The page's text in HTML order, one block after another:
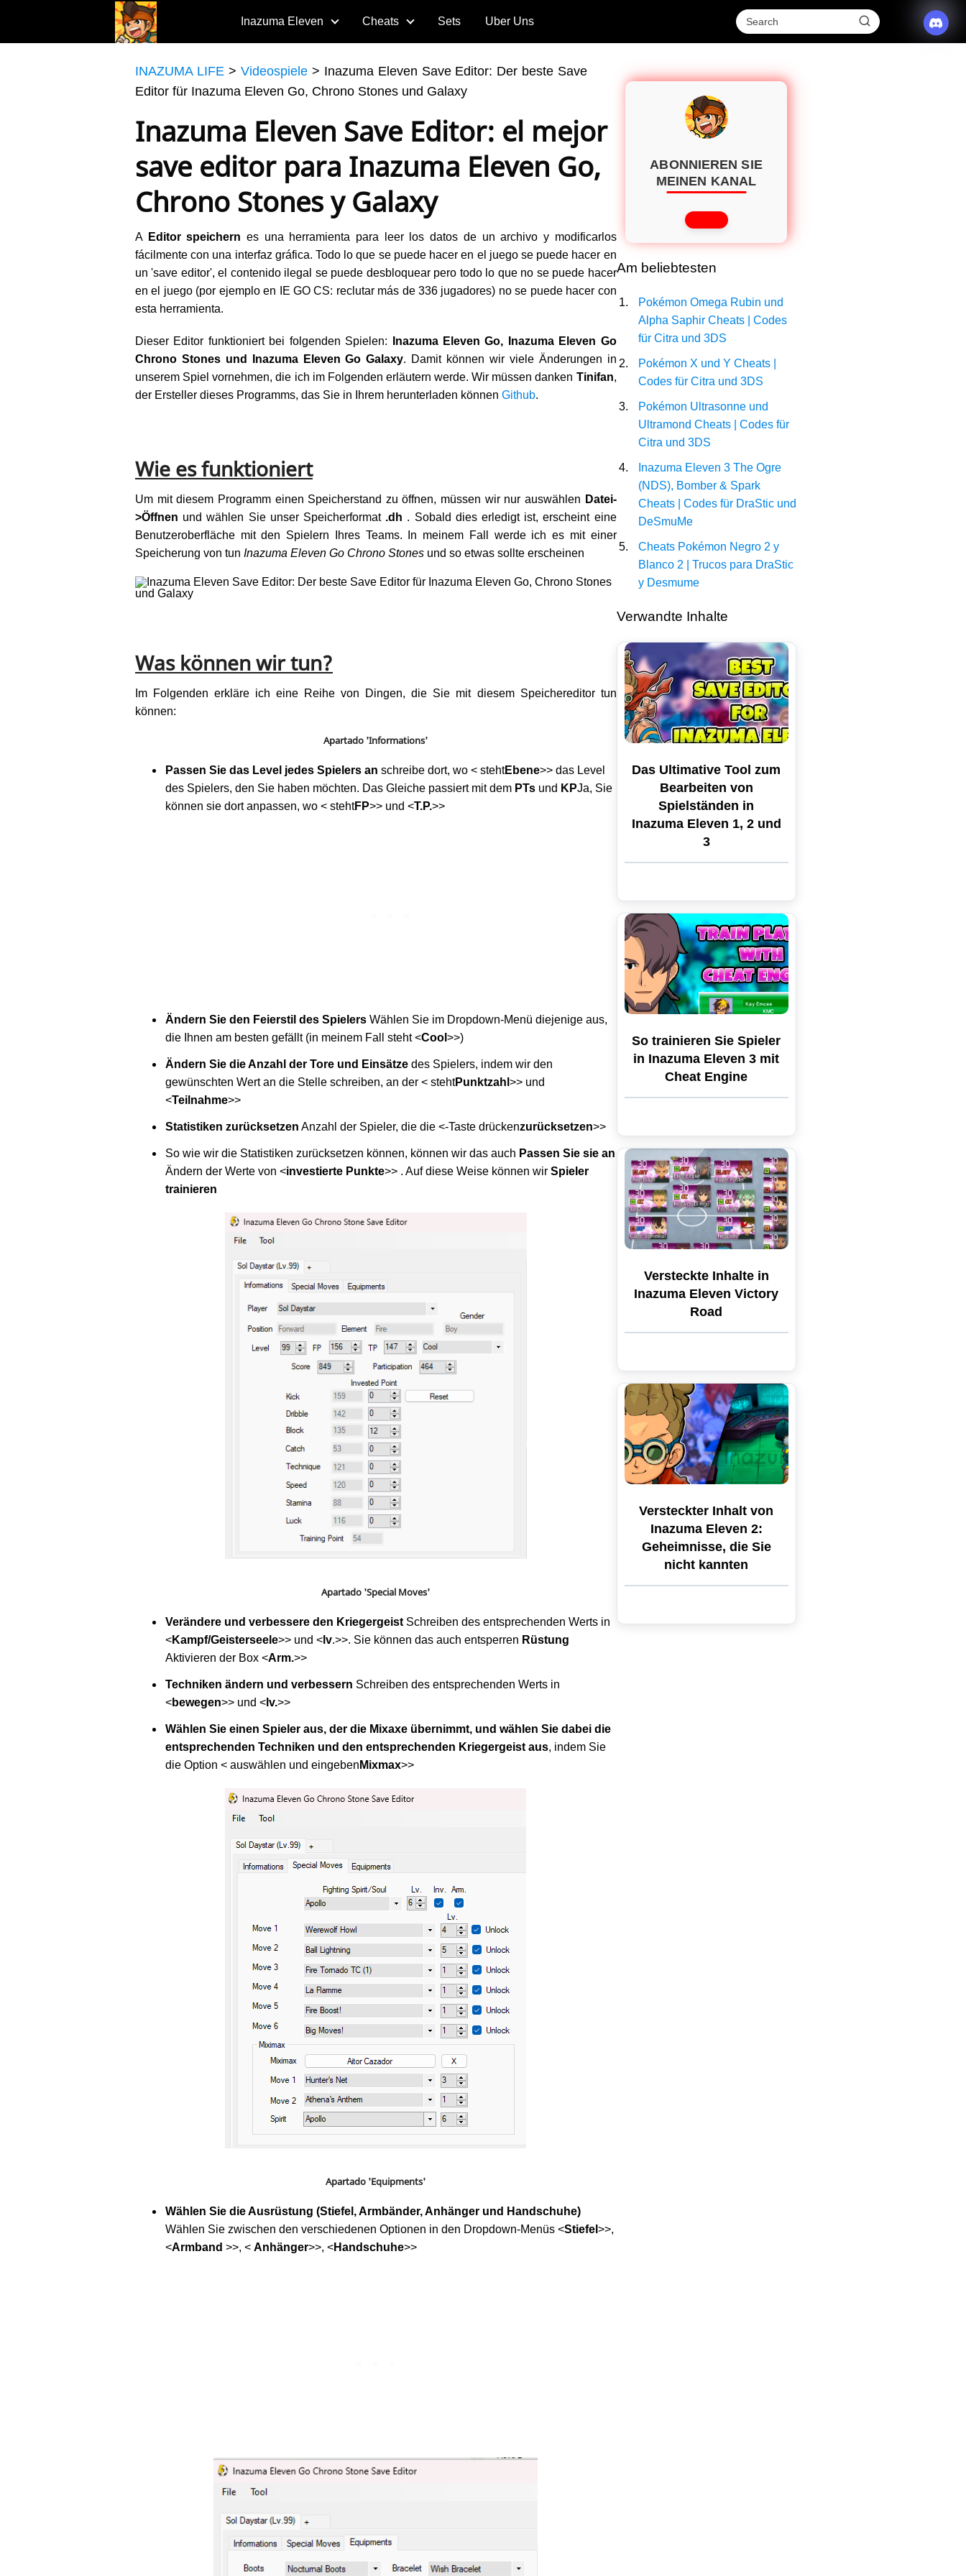
Inazuma Eleven Cheats Sets Uber Uns
INAZUMA LIFE> Videospiele> Inazuma Eleven Save Editor: Der beste Save
Editor für Inazuma Eleven Go, Chrono Stones und Galaxy
Inazuma Eleven Save Editor: el mejor
save editor para Inazuma Eleven Go,
Chrono Stones y Galaxy
A Editor speichern es una herramienta para leer los datos de un archivo y modificarlos
fácilmente con una interfaz gráfica. Todo lo que se puede hacer en el juego se puede hacer en
un 'save editor', el contenido ilegal se puede desbloquear pero todo lo que no se puede hacer
en el juego (por ejemplo en IE GO CS: reclutar más de 336 jugadores) no se puede hacer con
esta herramienta.
Dieser Editor funktioniert bei folgenden Spielen:
Inazuma Eleven Go, Inazuma Eleven Go
Chrono Stones und Inazuma Eleven Go Galaxy. Damit können wir viele Änderungen in
unserem Spiel vornehmen, die ich im Folgenden erläutern werde. Wir müssen danken Tinifan,
der Ersteller dieses Programms, das Sie in Ihrem herunterladen können Github.
Wie es funktioniert
Um mit diesem Programm einen Speicherstand zu öffnen, müssen wir nur auswählen Datei-
>Öffnen und wählen Sie unser Speicherformat.dh . Sobald dies erledigt ist, erscheint eine
Benutzeroberfläche mit den Spielern Ihres Teams. In meinem Fall werde ich es mit einer
Speicherung von tun Inazuma Eleven Go Chrono Stones und so etwas sollte erscheinen
Was können wir tun?
Im Folgenden erkläre ich eine Reihe von Dingen, die Sie mit diesem Speichereditor tun
können:
Apartado 'Informations'
Passen Sie das Level jedes Spielers an schreibe dort, wo < stehtEbene>> das Level
des Spielers, den Sie haben möchten. Das Gleiche passiert mit dem PTs und KPJa, Sie
können sie dort anpassen, wo < stehtFP>> und <T.P.>>
Ändern Sie den Feierstil des Spielers Wählen Sie im Dropdown-Menü diejenige aus,
die Ihnen am besten gefällt (in meinem Fall steht <Cool >>)
Ändern Sie die Anzahl der Tore und Einsätze des Spielers, indem wir den
gewünschten Wert an die Stelle schreiben, an der < stehtPunktzahl >> und
<Teilnahme>>
Statistiken zurücksetzen Anzahl der Spieler, die die <-Taste drückenzurücksetzen>>
So wie wir die Statistiken zurücksetzen können, können wir das auch Passen Sie sie an
Ändern der Werte von <investierte Punkte>> . Auf diese Weise können wir Spieler
trainieren
Apartado 'Special Moves'
Verändere und verbessere den Kriegergeist Schreiben des entsprechenden Werts in
<Kampf/Geisterseele>> und < lv.>>. Sie können das auch entsperren Rüstung
Aktivieren der Box <Arm.>>
Techniken ändern und verbessern Schreiben des entsprechenden Werts in
<bewegen>> und < lv.>>
Wählen Sie einen Spieler aus, der die Mixaxe übernimmt, und wählen Sie dabei die
entsprechenden Techniken und den entsprechenden Kriegergeist aus, indem Sie
die Option < auswählen und eingeben Mixmax>>
Apartado 'Equipments'
Wählen Sie die Ausrüstung (Stiefel, Armbänder, Anhänger und Handschuhe)
Wählen Sie zwischen den verschiedenen Optionen in den Dropdown-Menüs <Stiefel >>,
<Armband >>, < Anhänger>>, <Handschuhe>>
ABONNIEREN SIE
MEINEN KANAL
Am beliebtesten
Pokémon Omega Rubin und
Alpha Saphir Cheats | Codes
für Citra und 3DS
Pokémon X und Y Cheats |
Codes für Citra und 3DS
Pokémon Ultrasonne und
Ultramond Cheats | Codes für
Citra und 3DS
Inazuma Eleven 3 The Ogre
(NDS), Bomber & Spark
Cheats | Codes für DraStic und
DeSmuMe
Cheats Pokémon Negro 2 y
Blanco 2 | Trucos para DraStic
y Desmume
Verwandte Inhalte
Das Ultimative Tool zum
Bearbeiten von
Spielständen in
Inazuma Eleven 1, 2 und
3
So trainieren Sie Spieler
in Inazuma Eleven 3 mit
Cheat Engine
Versteckte Inhalte in
Inazuma Eleven Victory
Road
Versteckter Inhalt von
Inazuma Eleven 2:
Geheimnisse, die Sie
nicht kannten